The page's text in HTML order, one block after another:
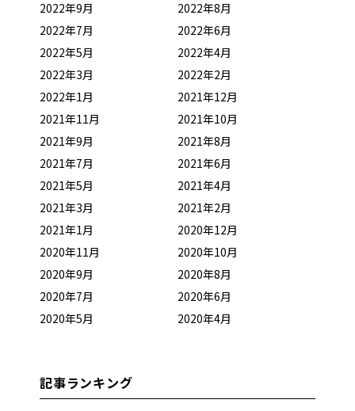
2022年9月
2022年8月
2022年7月
2022年6月
2022年5月
2022年4月
2022年3月
2022年2月
2022年1月
2021年12月
2021年11月
2021年10月
2021年9月
2021年8月
2021年7月
2021年6月
2021年5月
2021年4月
2021年3月
2021年2月
2021年1月
2020年12月
2020年11月
2020年10月
2020年9月
2020年8月
2020年7月
2020年6月
2020年5月
2020年4月
記事ランキング